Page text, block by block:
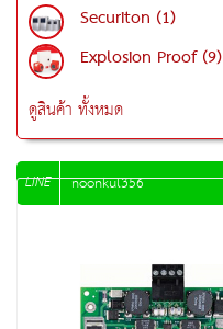
Securiton (1)
Explosion Proof (9)
ดูสินค้า ทั้งหมด
LINE noonkul356